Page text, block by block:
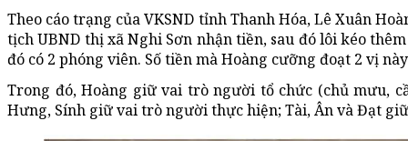
Theo cáo trạng của VKSND tỉnh Thanh Hóa, Lê Xuân
tịch UBND thị xã Nghi Sơn nhận tiền, sau đó lôi kéo
đó có 2 phóng viên. Số tiền mà Hoàng cưỡng đoạt 2 vị
Trong đó, Hoàng giữ vai trò người tổ chức (chủ mưu,
Hưng, Sính giữ vai trò người thực hiện; Tài, Ân và Đạt